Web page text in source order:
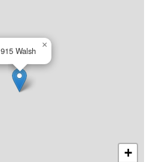
915 Walsh
×
+